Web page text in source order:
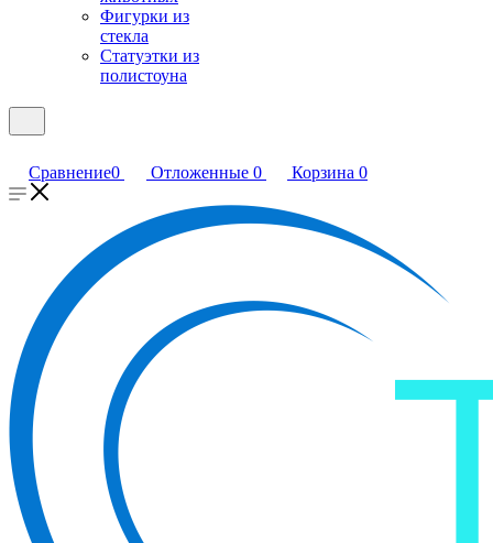
Фигурки из
стекла
Статуэтки из
полистоуна
Сравнение0 Отложенные 0 Корзина 0